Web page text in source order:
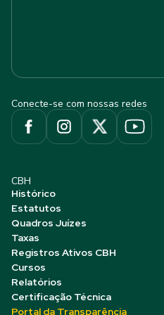
Conecte-se com nossas redes
CBH
Histórico
Estatutos
Quadros Juízes
Taxas
Registros Ativos CBH
Cursos
Relatórios
Certificação Técnica
Portal da Transparência